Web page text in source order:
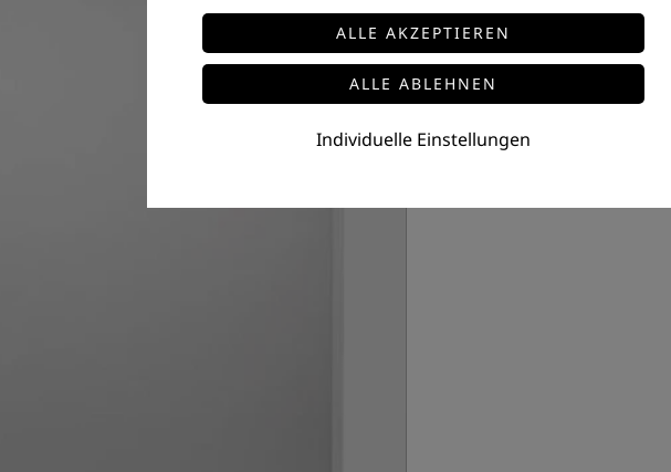
LP-EVEN-S-62X62
LED PANEL EVEN
Leistung: 36W
Preis auf Anfrage
Individuelle Einstellungen